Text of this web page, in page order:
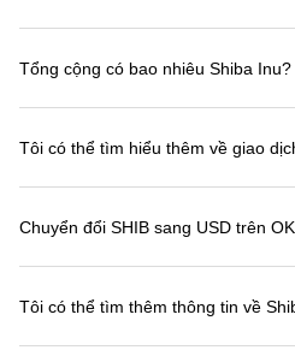
Tổng cộng có bao nhiêu Shiba Inu?
Tôi có thể tìm hiểu thêm về giao
Chuyển đổi SHIB sang USD trên
Tôi có thể tìm thêm thông tin về